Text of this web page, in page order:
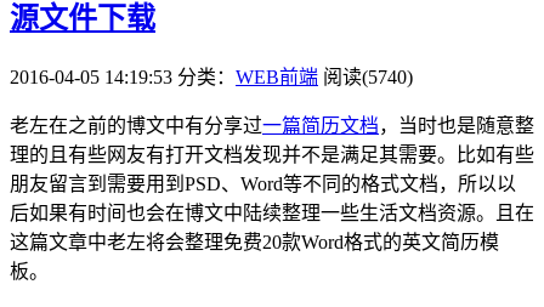
源文件下载
2016-04-05 14:19:53 分类： WEB前端 阅读(5740)
老左在之前的博文中有分享过一篇简历文档，当时也是随意整
理的且有些网友有打开文档发现并不是满足其需要。比如有些
朋友留言到需要用到PSD、Word等不同的格式文档，所以以
后如果有时间也会在博文中陆续整理一些生活文档资源。且在
这篇文章中老左将会整理免费20款Word格式的英文简历模
板。